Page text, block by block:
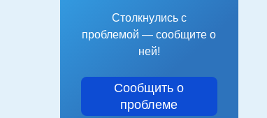
Столкнулись с
проблемой — сообщите о
ней!
Сообщить о
проблеме